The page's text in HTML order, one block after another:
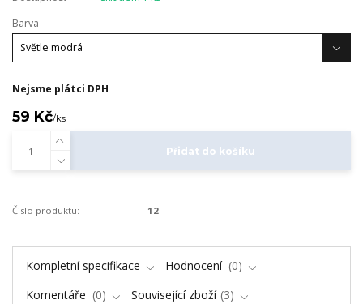
Barva
Nejsme plátci DPH
59 Kč/ks
Přidat do košíku
Číslo produktu: 12
Kompletní specifikace Hodnocení
0
Komentáře
0 Související zboží 3